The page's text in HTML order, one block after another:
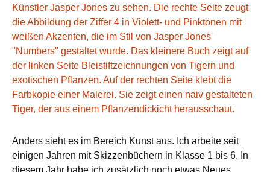
Anders sieht es im Bereich Kunst aus. Ich arbeite seit
einigen Jahren mit Skizzenbüchern in Klasse 1 bis 6. In
diesem Jahr habe ich zusätzlich noch etwas Neues